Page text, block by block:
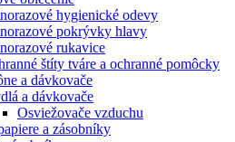
hygienické odevy
pokrývky hlavy
rukavice
štíty tváre a ochranné pomôcky
a dávkovače
a dávkovače
Osviežovače vzduchu
a zásobníky